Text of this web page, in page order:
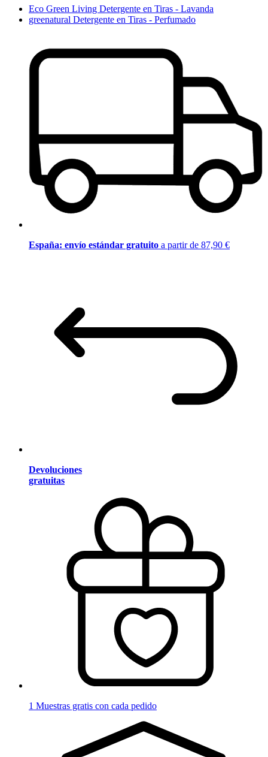
Eco Green Living Detergente en Tiras - Lavanda
greenatural Detergente en Tiras - Perfumado
España: envío estándar gratuito a partir de 87,90 €
Devoluciones
gratuitas
1 Muestras gratis con cada pedido